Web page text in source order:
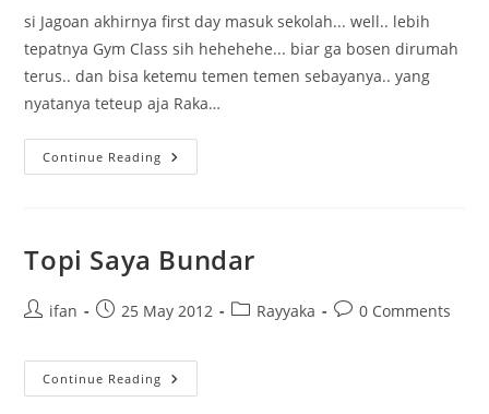
si Jagoan akhirnya first day masuk sekolah... well.. lebih
tepatnya Gym Class sih hehehehe... biar ga bosen dirumah
terus.. dan bisa ketemu temen temen sebayanya.. yang
nyatanya teteup aja Raka…
Continue Reading Raka
Masuk
Topi Saya Bundar
Postifan
Post25 May 2012
PostRayyaka
Post0 Comments
Continue Reading Topi
Saya